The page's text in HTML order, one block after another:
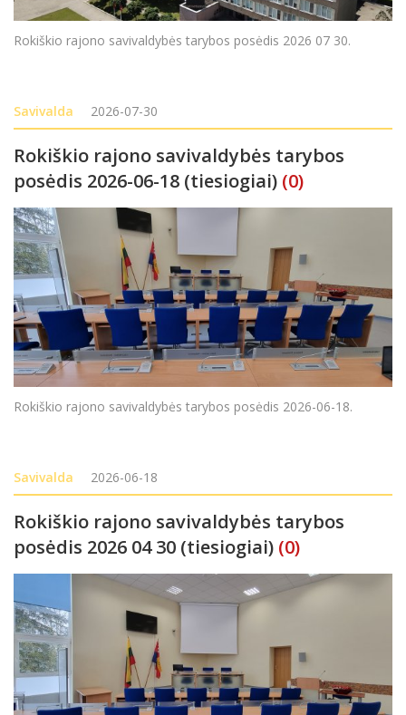
Rokiškio rajono savivaldybės tarybos posėdis 2026 07 30.
Savivalda 2026-07-30
Rokiškio rajono savivaldybės tarybos
posėdis 2026-06-18 (tiesiogiai) (0)
Rokiškio rajono savivaldybės tarybos posėdis 2026-06-18.
Savivalda 2026-06-18
Rokiškio rajono savivaldybės tarybos
posėdis 2026 04 30 (tiesiogiai) (0)